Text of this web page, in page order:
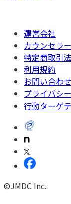
運営会社
カウンセラ
特定商取引
利用規約
お問い合わせ
プライバシ
行動ターゲ
©JMDC Inc.